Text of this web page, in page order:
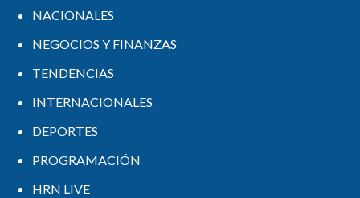
NACIONALES
NEGOCIOS Y FINANZAS
TENDENCIAS
INTERNACIONALES
DEPORTES
PROGRAMACIÓN
HRN LIVE